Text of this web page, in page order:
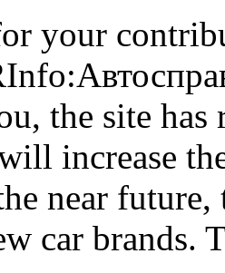
your
the site
increase
near
car brands.